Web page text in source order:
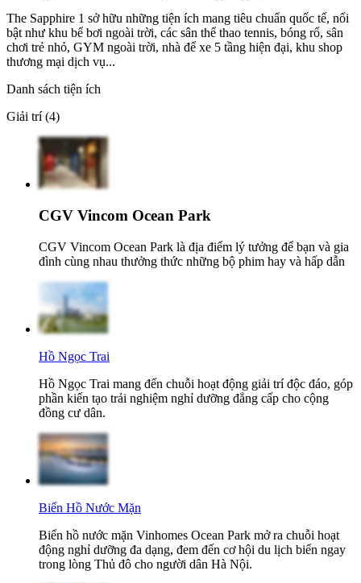
The Sapphire 1 sở hữu những tiện ích mang tiêu chuẩn quốc tế, nổi
bật như khu bể bơi ngoài trời, các sân thể thao tennis, bóng rổ, sân
chơi trẻ nhỏ, GYM ngoài trời, nhà để xe 5 tầng hiện đại, khu shop
thương mại dịch vụ...
Danh sách tiện ích
Giải trí (4)
CGV Vincom Ocean Park
CGV Vincom Ocean Park là địa điểm lý tưởng để bạn và gia
đình cùng nhau thưởng thức những bộ phim hay và hấp dẫn
Hồ Ngọc Trai
Hồ Ngọc Trai mang đến chuỗi hoạt động giải trí độc đáo, góp
phần kiến tạo trải nghiệm nghỉ dưỡng đẳng cấp cho cộng
đồng cư dân.
Biển Hồ Nước Mặn
Biển hồ nước mặn Vinhomes Ocean Park mở ra chuỗi hoạt
động nghỉ dưỡng đa dạng, đem đến cơ hội du lịch biển ngay
trong lòng Thủ đô cho người dân Hà Nội.